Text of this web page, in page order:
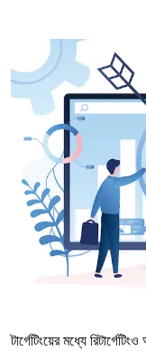
টার্গেটিংয়ের মধ্যে